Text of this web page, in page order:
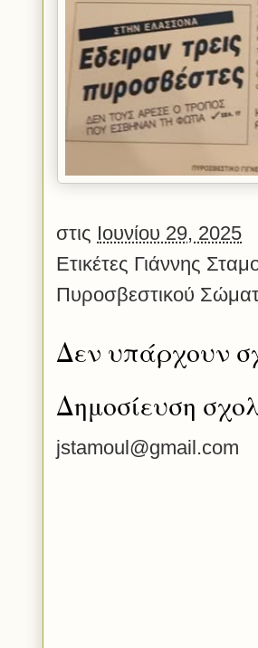
στις Ιουνίου 29, 2025
Ετικέτες Γιάννης
Πυροσβεστικού
Δεν υπάρχουν
Δημοσίευση
jstamoul@gmail.com